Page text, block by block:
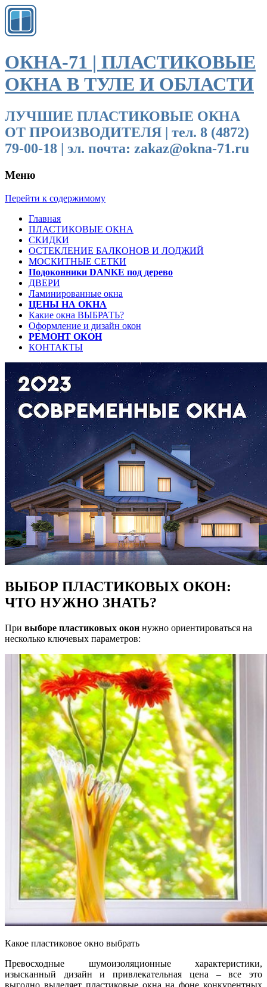
ОКНА-71 | ПЛАСТИКОВЫЕ
ОКНА В ТУЛЕ И ОБЛАСТИ
ЛУЧШИЕ ПЛАСТИКОВЫЕ ОКНА
ОТ ПРОИЗВОДИТЕЛЯ | тел. 8 (4872)
79-00-18 | эл. почта: zakaz@okna-71.ru
Меню
Перейти к содержимому
Главная
ПЛАСТИКОВЫЕ ОКНА
СКИДКИ
ОСТЕКЛЕНИЕ БАЛКОНОВ И ЛОДЖИЙ
МОСКИТНЫЕ СЕТКИ
Подоконники DANKE под дерево
ДВЕРИ
Ламинированные окна
ЦЕНЫ НА ОКНА
Какие окна ВЫБРАТЬ?
Оформление и дизайн окон
РЕМОНТ ОКОН
КОНТАКТЫ
ВЫБОР ПЛАСТИКОВЫХ ОКОН:
ЧТО НУЖНО ЗНАТЬ?
При выборе пластиковых окон нужно ориентироваться на
несколько ключевых параметров:
Какое пластиковое окно выбрать
Превосходные шумоизоляционные характеристики,
изысканный дизайн и привлекательная цена – все это